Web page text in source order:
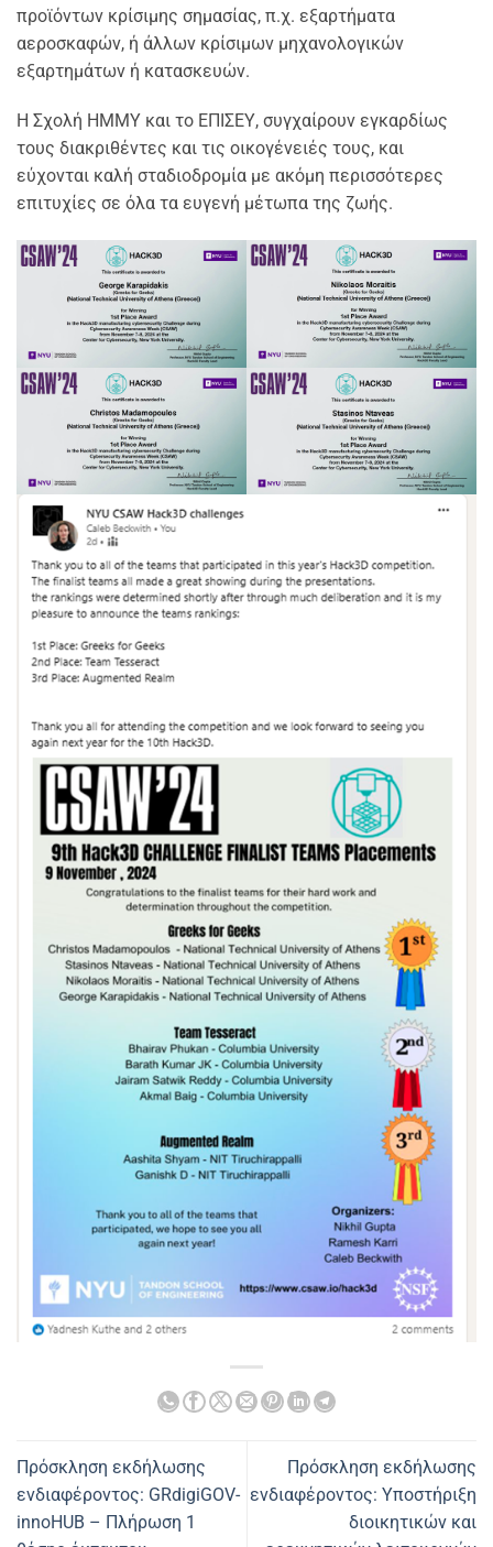
προϊόντων κρίσιμης σημασίας, π.χ. εξαρτήματα
αεροσκαφών, ή άλλων κρίσιμων μηχανολογικών
εξαρτημάτων ή κατασκευών.
Η Σχολή ΗΜΜΥ και το ΕΠΙΣΕΥ, συγχαίρουν εγκαρδίως
τους διακριθέντες και τις οικογένειές τους, και
εύχονται καλή σταδιοδρομία με ακόμη περισσότερες
επιτυχίες σε όλα τα ευγενή μέτωπα της ζωής.
Πρόσκληση εκδήλωσης
ενδιαφέροντος: GRdigiGOV-
innoHUB – Πλήρωση 1
Πρόσκληση εκδήλωσης
ενδιαφέροντος: Υποστήριξη
διοικητικών και